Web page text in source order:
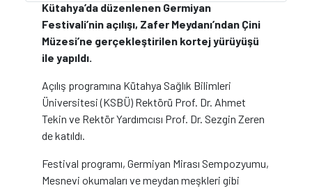
Kütahya’da düzenlenen Germiyan
Festivali’nin açılışı, Zafer Meydanı’ndan Çini
Müzesi’ne gerçekleştirilen kortej yürüyüşü
ile yapıldı.
Açılış programına Kütahya Sağlık Bilimleri
Üniversitesi (KSBÜ) Rektörü Prof. Dr. Ahmet
Tekin ve Rektör Yardımcısı Prof. Dr. Sezgin Zeren
de katıldı.
Festival programı, Germiyan Mirası Sempozyumu,
Mesnevi okumaları ve meydan meşkleri gibi